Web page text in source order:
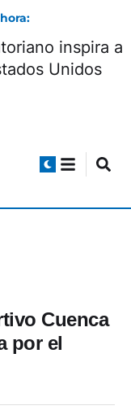
inspira a
Unidos
Cuenca
por el